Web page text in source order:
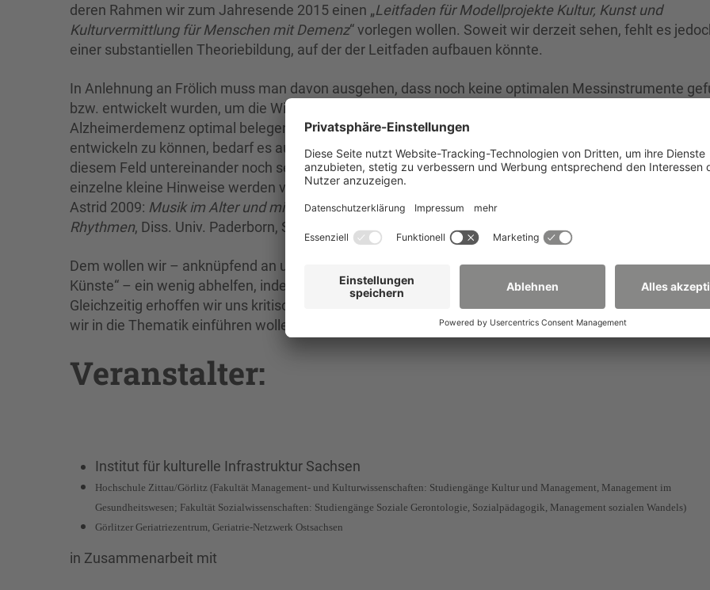
deren Rahmen wir zum Jahresende 2015 einen „Leitfadenfür Modellprojekte Kultur, Kunst und
Kulturvermittlung für Menschen mit Demenz“ vorlegen wollen. Soweit wir derzeit sehen, fehlt es
einer substantiellen Theoriebildung, auf der der Leitfaden aufbauen könnte.
In Anlehnung an Frölich muss man davon ausgehen, dass noch keine optimalen Messinstrumente
bzw. entwickelt wurden, um die Wirkungen musiktherapeutischer Anwendungen beim Patienten mit
Alzheimerdemenz optimal belegen zu können. Um zielgerichteter untersuchen und Messinstrumente
entwickeln zu können, bedarf es auch eines Erklärungsansatzes. Bisher sind die vorhandenen Studien
diesem Feld untereinander noch sehr isoliert, es gibt keine Forschungsstränge oder sogar Repliken.
einzelne kleine Hinweise werden verfolgt, ohne dass eine Richtung vertieft werden könnte. (Söthe-
Astrid 2009: Musik im Alter und mit Alzheimerdemenz. Fähigkeiten im Umgang mit kurzen
Rhythmen, Diss. Univ. Paderborn, S. 62)
Dem wollen wir – anknüpfend an unsere bewährte Veranstaltungsreihe „Internationale
Künste“ – ein wenig abhelfen, indem wir uns der Unterstützung ausgewiesener Experten versichern.
Gleichzeitig erhoffen wir uns kritische Anregungen von unseren Studenten und interessierten Gästen,
wir in die Thematik einführen wollen.
Veranstalter:
Institut für kulturelle Infrastruktur Sachsen
Hochschule Zittau/Görlitz (Fakultät Management- und Kulturwissenschaften: Studiengänge Kultur und Management, Management im
Gesundheitswesen; Fakultät Sozialwissenschaften: Studiengänge Soziale Gerontologie, Sozialpädagogik, Management sozialen Wandels)
Görlitzer Geriatriezentrum, Geriatrie-Netzwerk Ostsachsen
in Zusammenarbeit mit